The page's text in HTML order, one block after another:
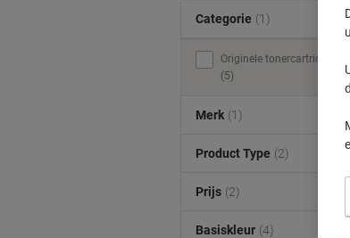
Categorie (1)
Originele tonercartridges
(5)
Merk (1)
Product Type (2)
Prijs (2)
Basiskleur (4)